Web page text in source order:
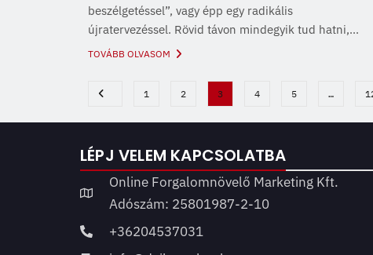
beszélgetéssel”, vagy épp egy radikális
újratervezéssel. Rövid távon mindegyik tud hatni,...
TOVÁBB OLVASOM
1 2 3 4 5 …
LÉPJ VELEM KAPCSOLATBA
Online Forgalomnövelő Marketing Kft.
Adószám: 25801987-2-10
+36204537031